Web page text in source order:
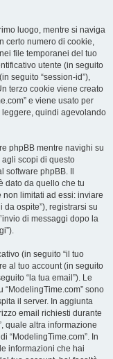
luogo, mentre si naviga
certo numero di cookie,
file temporanei del tuo
utente (in seguito
seguito “session-id”),
terzo cookie viene creato
e viene usato per
quindi agevolando
phpBB mentre navighi su
agli scopi di questo
phpBB. Il
dato da quello che tu
limitati ad essi: inviare
ospite”), registrarsi su
di messaggi dopo la
(in seguito “il tuo
al tuo account (in seguito
“la tua email”). Le
“ModelingTime.com” sono
il server. In aggiunta
email richiesti durante
quale altra informazione
“ModelingTime.com”. In
informazioni che hai